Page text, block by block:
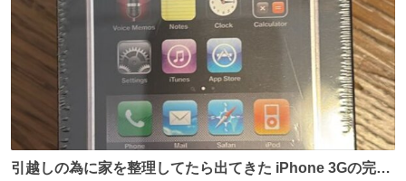
引越しの為に家を整理してたら出てきた iPhone 3Gの完全